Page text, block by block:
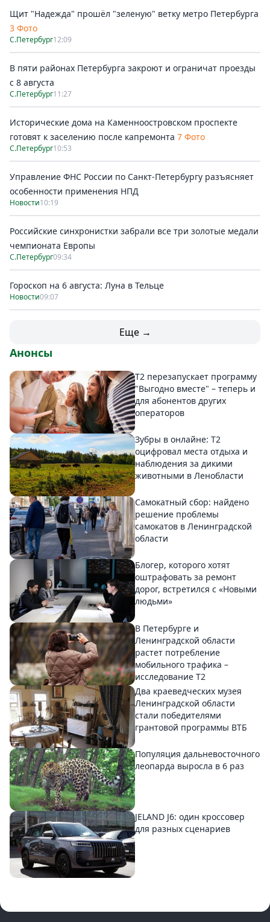
Щит "Надежда" прошёл "зеленую" ветку метро Петербурга
3 Фото
С.Петербург12:09
В пяти районах Петербурга закроют и ограничат проезды
с 8 августа
С.Петербург11:27
Исторические дома на Каменноостровском проспекте
готовят к заселению после капремонта 7 Фото
С.Петербург10:53
Управление ФНС России по Санкт-Петербургу разъясняет
особенности применения НПД
Новости10:19
Российские синхронистки забрали все три золотые медали
чемпионата Европы
С.Петербург09:34
Гороскоп на 6 августа: Луна в Тельце
Новости09:07
Еще →
Анонсы
Т2 перезапускает программу
"Выгодно вместе" – теперь и
для абонентов других
операторов
Зубры в онлайне: Т2
оцифровал места отдыха и
наблюдения за дикими
животными в Ленобласти
Самокатный сбор: найдено
решение проблемы
самокатов в Ленинградской
области
Блогер, которого хотят
оштрафовать за ремонт
дорог, встретился с «Новыми
людьми»
В Петербурге и
Ленинградской области
растет потребление
мобильного трафика –
исследование T2
Два краеведческих музея
Ленинградской области
стали победителями
грантовой программы ВТБ
Популяция дальневосточного
леопарда выросла в 6 раз
JELAND J6: один кроссовер
для разных сценариев